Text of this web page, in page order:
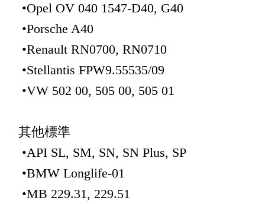
•Opel OV 040 1547-D40, G40
•Porsche A40
•Renault RN0700, RN0710
•Stellantis FPW9.55535/09
•VW 502 00, 505 00, 505 01
其他標準
•API SL, SM, SN, SN Plus, SP
•BMW Longlife-01
•MB 229.31, 229.51